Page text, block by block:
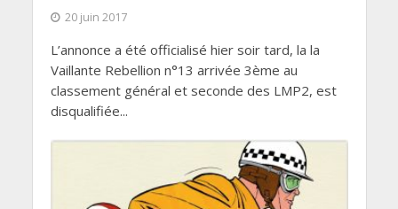
20 juin 2017
L’annonce a été officialisé hier soir tard, la la
Vaillante Rebellion n°13 arrivée 3ème au
classement général et seconde des LMP2, est
disqualifiée...